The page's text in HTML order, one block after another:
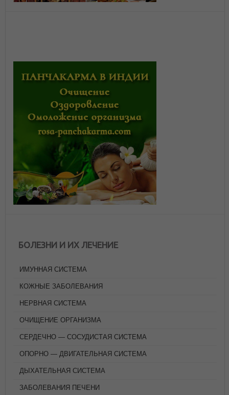
БОЛЕЗНИ И ИХ ЛЕЧЕНИЕ
ИМУННАЯ СИСТЕМА
КОЖНЫЕ ЗАБОЛЕВАНИЯ
НЕРВНАЯ СИСТЕМА
ОЧИЩЕНИЕ ОРГАНИЗМА
СЕРДЕЧНО — СОСУДИСТАЯ СИСТЕМА
ОПОРНО — ДВИГАТЕЛЬНАЯ СИСТЕМА
ДЫХАТЕЛЬНАЯ СИСТЕМА
ЗАБОЛЕВАНИЯ ПЕЧЕНИ